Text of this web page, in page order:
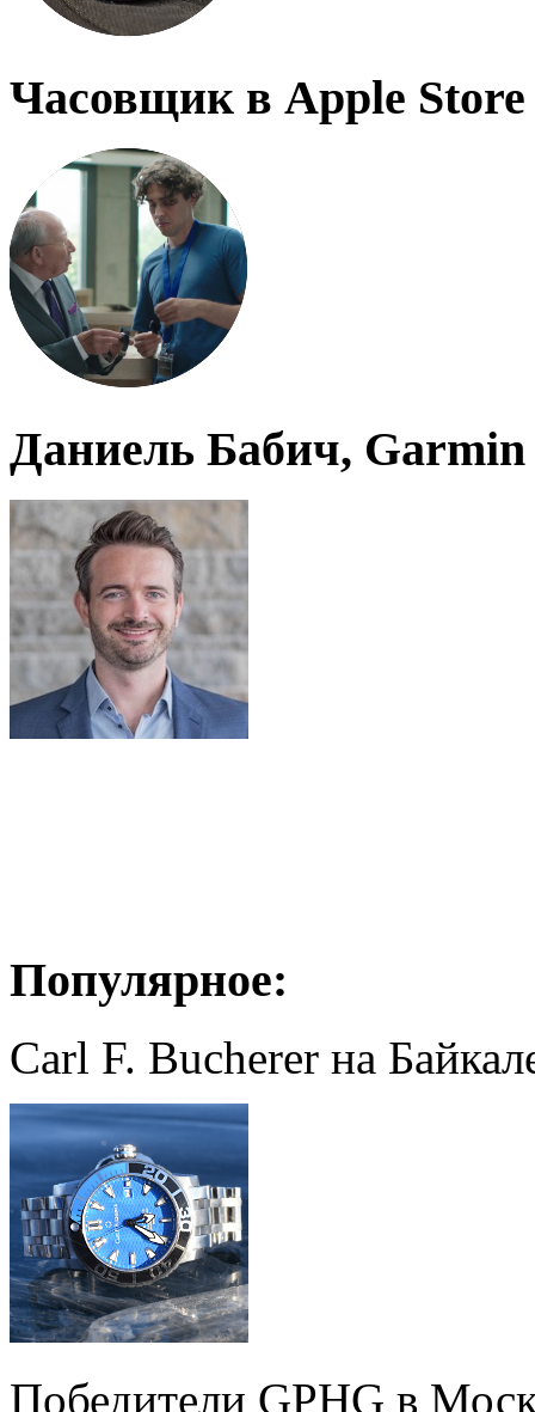
Часовщик в Apple Store
Даниель Бабич, Garmin
Популярное:
Carl F. Bucherer на
Победители GPHG в